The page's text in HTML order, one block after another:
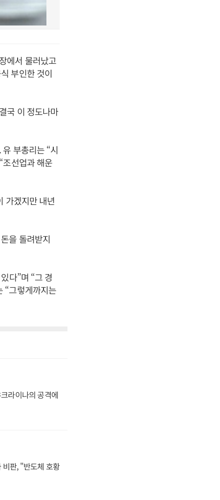
에서 물러났고
부인한 것이
국 이 정도나마
부총리는 “시
조선업과 해운
가겠지만 내년
을 돌려받지
다”며 “그 경
“그렇게까지는
라이나의 공격에
비판, "반도체 호황